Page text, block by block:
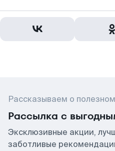
Рассказываем о
Рассылка с
Эксклюзивные акции,
заботливые